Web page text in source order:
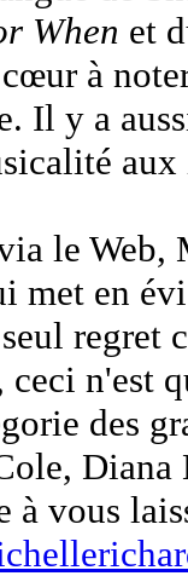
When et
à
Il y a
le
met en
ceci n'est
des
à vous